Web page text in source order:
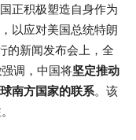
正积极塑造自身作为
以应对美国总统特朗
的新闻发布会上，全
强调，中国将坚定推动
南方国家的联系。该